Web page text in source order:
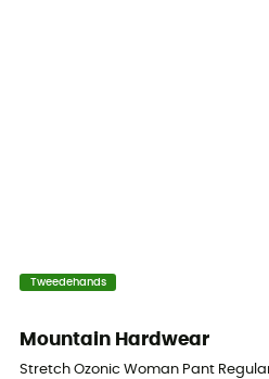
Tweedehands
Mountain Hardwear
Stretch Ozonic Woman Pant